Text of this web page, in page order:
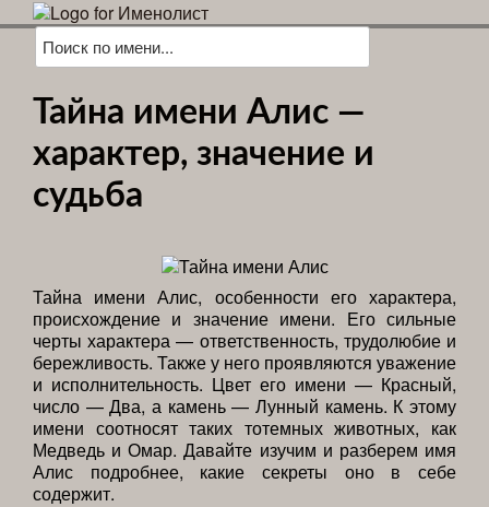
Тайна имени Алис —
характер, значение и
судьба
Тайна имени Алис, особенности его характера,
происхождение и значение имени. Его сильные
черты характера — ответственность, трудолюбие и
бережливость. Также у него проявляются уважение
и исполнительность. Цвет его имени — Красный,
число — Два, а камень — Лунный камень. К этому
имени соотносят таких тотемных животных, как
Медведь и Омар. Давайте изучим и разберем имя
Алис подробнее, какие секреты оно в себе
содержит.